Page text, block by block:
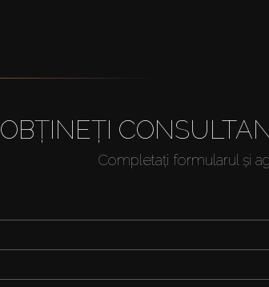
OBȚINEȚI
Completați formularul și